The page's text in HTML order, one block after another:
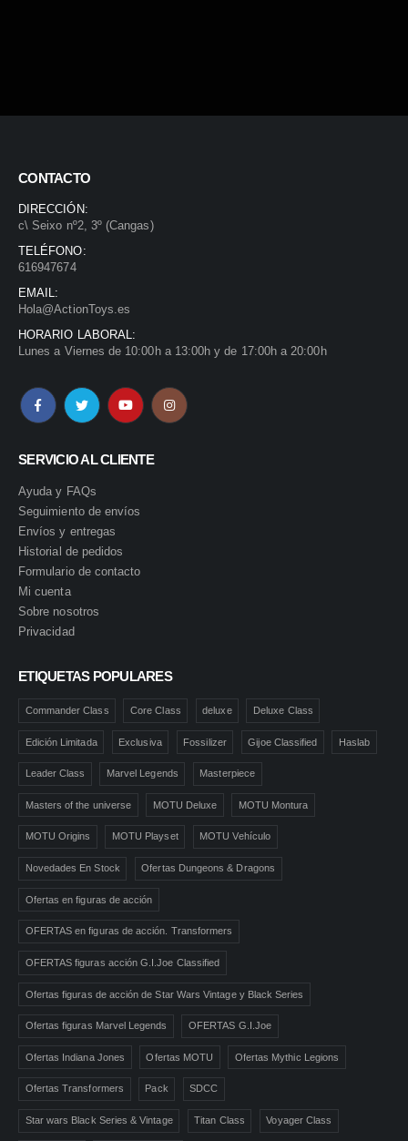
CONTACTO
DIRECCIÓN:
c\ Seixo nº2, 3º (Cangas)
TELÉFONO:
616947674
EMAIL:
Hola@ActionToys.es
HORARIO LABORAL:
Lunes a Viernes de 10:00h a 13:00h y de 17:00h a 20:00h
SERVICIO AL CLIENTE
Ayuda y FAQs
Seguimiento de envíos
Envíos y entregas
Historial de pedidos
Formulario de contacto
Mi cuenta
Sobre nosotros
Privacidad
ETIQUETAS POPULARES
Commander Class Core Class deluxe Deluxe Class
Edición Limitada Exclusiva Fossilizer Gijoe Classified Haslab
Leader Class Marvel Legends Masterpiece
Masters of the universe MOTU Deluxe MOTU Montura
MOTU Origins MOTU Playset MOTU Vehículo
Novedades En Stock Ofertas Dungeons & Dragons
Ofertas en figuras de acción
OFERTAS en figuras de acción. Transformers
OFERTAS figuras acción G.I.Joe Classified
Ofertas figuras de acción de Star Wars Vintage y Black Series
Ofertas figuras Marvel Legends OFERTAS G.I.Joe
Ofertas Indiana Jones Ofertas MOTU Ofertas Mythic Legions
Ofertas Transformers Pack SDCC
Star wars Black Series & Vintage Titan Class Voyager Class